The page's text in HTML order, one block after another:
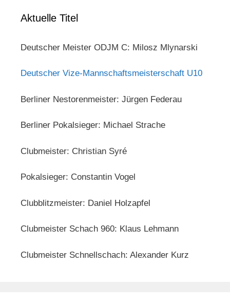
Aktuelle Titel
Deutscher Meister ODJM C: Milosz Mlynarski
Deutscher Vize-Mannschaftsmeisterschaft U10
Berliner Nestorenmeister: Jürgen Federau
Berliner Pokalsieger: Michael Strache
Clubmeister: Christian Syré
Pokalsieger: Constantin Vogel
Clubblitzmeister: Daniel Holzapfel
Clubmeister Schach 960: Klaus Lehmann
Clubmeister Schnellschach: Alexander Kurz